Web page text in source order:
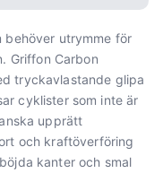
behöver utrymme för
Griffon Carbon
tryckavlastande glipa
cyklister som inte är
upprätt
och kraftöverföring
kanter och smal